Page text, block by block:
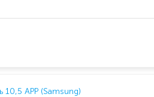
APP (Samsung)